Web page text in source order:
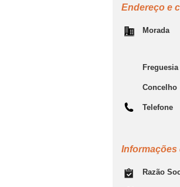
Endereço e
Morada
Freguesia
Concelho
Telefone
Informações
Razão